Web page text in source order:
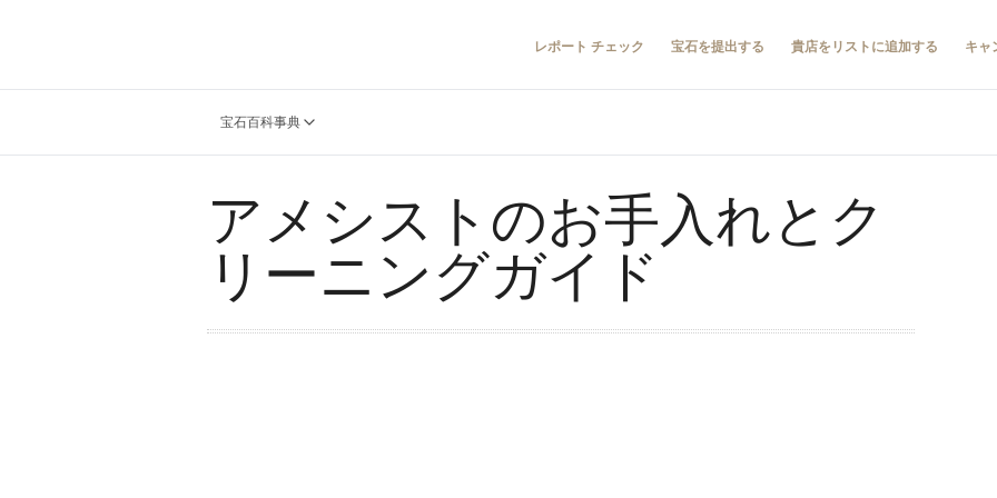
レポート チェック 宝石を提出する 貴店をリストに追加する キャ
宝石百科事典
アメシストのお手入れとク
リーニングガイド